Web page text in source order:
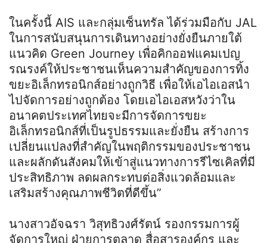
ในครั้งนี้ AIS และกลุ่มเซ็นทรัล ได้ร่วมมือกับ JAL
ในการสนับสนุนการเดินทางอย่างยั่งยืนภายใต้
แนวคิด Green Journey เพื่อคิกออฟแคมเปญ
รณรงค์ให้ประชาชนเห็นความสำคัญของการทิ้ง
ขยะอิเล็กทรอนิกส์อย่างถูกวิธี เพื่อให้เอไอเอสนำ
ไปจัดการอย่างถูกต้อง โดยเอไอเอสหวังว่าใน
อนาคตประเทศไทยจะมีการจัดการขยะ
อิเล็กทรอนิกส์ที่เป็นรูปธรรมและยั่งยืน สร้างการ
เปลี่ยนแปลงที่สำคัญในพฤติกรรมของประชาชน
และผลักดันสังคมให้เข้าสู่แนวทางการรีไซเคิลที่มี
ประสิทธิภาพ ลดผลกระทบต่อสิ่งแวดล้อมและ
เสริมสร้างคุณภาพชีวิตที่ดีขึ้น”
นางสาวอัจฉรา วิสุทธิวงศ์รัตน์ รองกรรมการผู้
จัดการใหญ่ ฝ่ายการตลาด สื่อสารองค์กร และ